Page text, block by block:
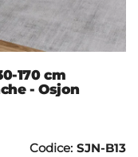
170 cm
- Osjon
Codice: SJN-B13